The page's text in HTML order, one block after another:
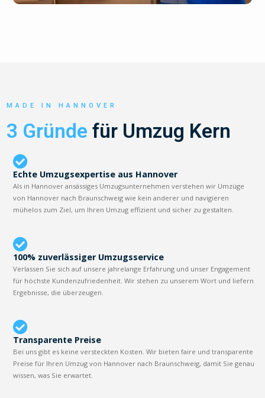
MADE IN HANNOVER
3 Gründe für Umzug Kern
Echte Umzugsexpertise aus Hannover
Als in Hannover ansässiges Umzugsunternehmen verstehen wir Umzüge
von Hannover nach Braunschweig wie kein anderer und navigieren
mühelos zum Ziel, um Ihren Umzug effizient und sicher zu gestalten.
100% zuverlässiger Umzugsservice
Verlassen Sie sich auf unsere jahrelange Erfahrung und unser Engagement
für höchste Kundenzufriedenheit. Wir stehen zu unserem Wort und liefern
Ergebnisse, die überzeugen.
Transparente Preise
Bei uns gibt es keine versteckten Kosten. Wir bieten faire und transparente
Preise für Ihren Umzug von Hannover nach Braunschweig, damit Sie genau
wissen, was Sie erwartet.